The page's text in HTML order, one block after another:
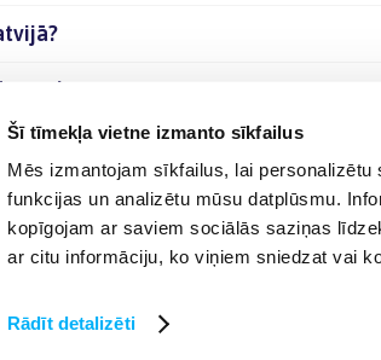
Šī tīmekļa vietne izmanto sīkfailus
Mēs izmantojam sīkfailus, lai
funkcijas un analizētu mūsu datplūsmu.
kopīgojam ar saviem sociālās saziņas
ar citu informāciju, ko viņiem sniedzat vai
Rādīt detalizēti
līzingā?